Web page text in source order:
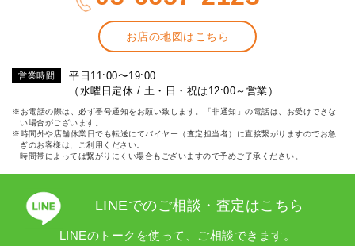
お店の地図はこちら
営業時間
平日11:00〜19:00
（水曜日定休 / 土・日・祝は12:00～営業）
※お電話の際は、必ず番号通知をお願い致します。「非通知」の電話は、お受けできな
い場合がございます。
※時間外や店舗休業日でも転送にてバイヤー（査定担当者）に直接繋がりますのでお急
ぎのお客様は、ご利用ください。
時間帯によっては繋がりにくい場合もございますので予めご了承ください。
LINEでのご相談・査定はこちら
LINEのトークを使って、ご相談できます。